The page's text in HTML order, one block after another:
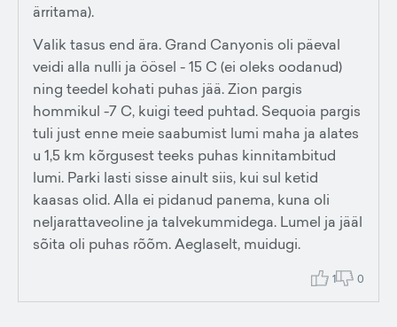
ärritama).
Valik tasus end ära. Grand Canyonis oli päeval
veidi alla nulli ja öösel - 15 C (ei oleks oodanud)
ning teedel kohati puhas jää. Zion pargis
hommikul -7 C, kuigi teed puhtad. Sequoia pargis
tuli just enne meie saabumist lumi maha ja alates
u 1,5 km kõrgusest teeks puhas kinnitambitud
lumi. Parki lasti sisse ainult siis, kui sul ketid
kaasas olid. Alla ei pidanud panema, kuna oli
neljarattaveoline ja talvekummidega. Lumel ja jääl
sõita oli puhas rõõm. Aeglaselt, muidugi.
1 0